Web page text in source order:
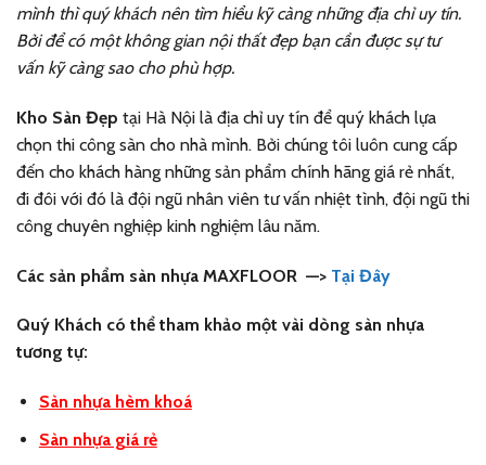
mình thì quý khách nên tìm hiểu kỹ càng những địa chỉ uy tín.
Bởi để có một không gian nội thất đẹp bạn cần được sự tư
vấn kỹ càng sao cho phù hợp.
Kho Sàn Đẹp tại Hà Nội là địa chỉ uy tín để quý khách lựa
chọn thi công sàn cho nhà mình. Bởi chúng tôi luôn cung cấp
đến cho khách hàng những sản phẩm chính hãng giá rẻ nhất,
đi đôi với đó là đội ngũ nhân viên tư vấn nhiệt tình, đội ngũ thi
công chuyên nghiệp kinh nghiệm lâu năm.
Các sản phẩm sàn nhựa MAXFLOOR —> Tại Đây
Quý Khách có thể tham khảo một vài dòng sàn nhựa
tương tự:
Sàn nhựa hèm khoá
Sàn nhựa giá rẻ